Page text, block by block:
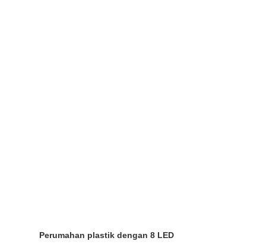
Perumahan plastik dengan 8 LED